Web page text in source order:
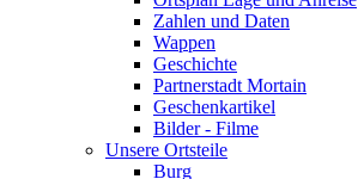
Zahlen und Daten
Wappen
Geschichte
Partnerstadt Mortain
Geschenkartikel
Bilder - Filme
Unsere Ortsteile
Burg